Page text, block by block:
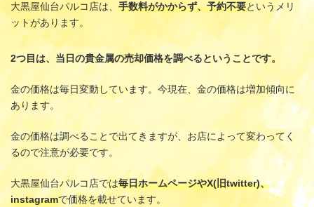
大黒屋仙台パルコ店は、 手数料がかからず、予約不要というメリ
ットがあります。
2つ目は、当日の貴金属の売却価格を調べるということです。
金の価格は毎日変動しています。今現在、金の価格は増加傾向に
あります。
金の価格は調べることで出てきますが、お店によって変わってく
るので注意が必要です。
大黒屋仙台パルコ店では毎日ホームページやX(旧twitter)、
instagramで価格を載せています。